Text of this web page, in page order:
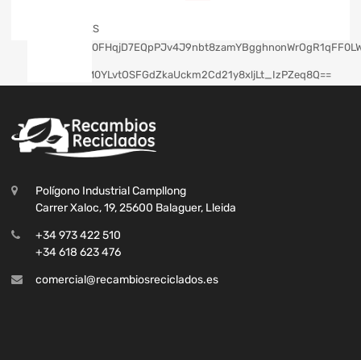
Polígono Industrial Campllong
Carrer Xaloc, 19, 25600 Balaguer, Lleida
+34 973 422 510
+34 618 623 476
comercial@recambiosreciclados.es